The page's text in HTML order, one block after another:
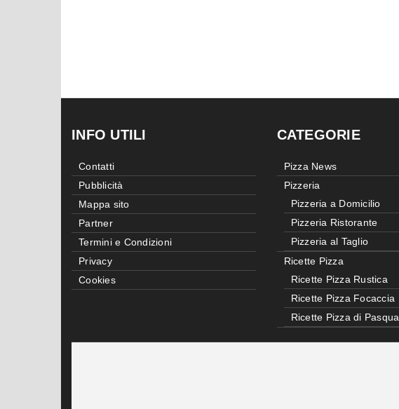
INFO UTILI
Contatti
Pubblicità
Mappa sito
Partner
Termini e Condizioni
Privacy
Cookies
CATEGORIE
Pizza News
Pizzeria
Pizzeria a Domicilio
Pizzeria Ristorante
Pizzeria al Taglio
Ricette Pizza
Ricette Pizza Rustica
Ricette Pizza Focaccia
Ricette Pizza di Pasqua